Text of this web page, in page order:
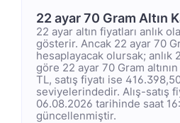
22 ayar 70 Gram Altın
22 ayar altın fiyatları anlık
gösterir. Ancak 22 ayar 70
hesaplayacak olursak; anlık
göre 22 ayar 70 Gram altının
TL, satış fiyatı ise
seviyelerindedir. Alış-satış
06.08.2026 tarihinde saat
güncellenmiştir.